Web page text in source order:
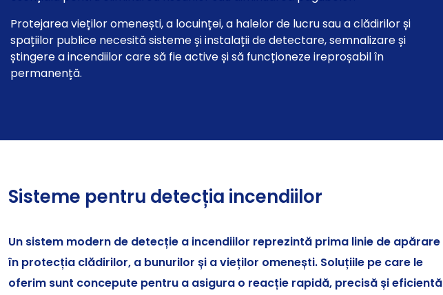
Protejarea vieților omenești, a locuinței, a halelor de lucru sau a clădirilor și
spațiilor publice necesită sisteme și instalații de detectare, semnalizare și
știngere a incendiilor care să fie active și să funcționeze ireproșabil în
permanență.
Sisteme pentru detecția incendiilor
Un sistem modern de detecție a incendiilor reprezintă prima linie de apărare
în protecția clădirilor, a bunurilor și a vieților omenești. Soluțiile pe care le
oferim sunt concepute pentru a asigura o reacție rapidă, precisă și eficientă